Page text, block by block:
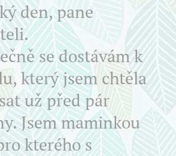
den, pane
se dostávám k
který jsem chtěla
už před pár
Jsem maminkou
kterého s